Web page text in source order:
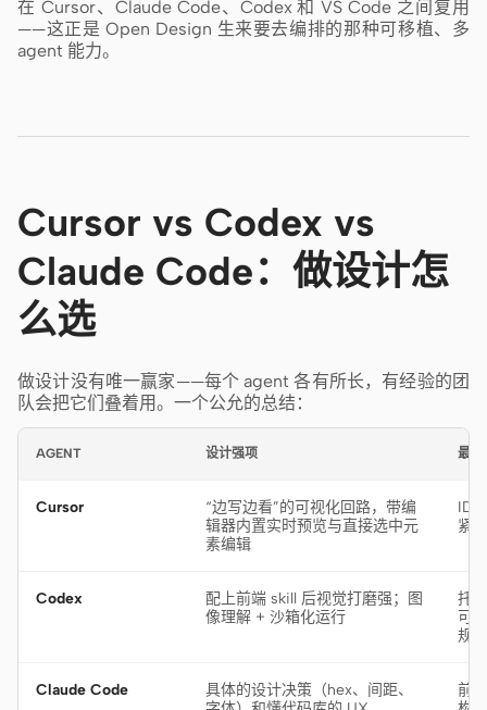
在 Cursor、Claude Code、Codex 和 VS Code 之间复用
——这正是 Open Design 生来要去编排的那种可移植、多
agent 能力。
Cursor vs Codex vs
Claude Code：做设计怎
么选
做设计没有唯一赢家——每个 agent 各有所长，有经验的团
队会把它们叠着用。一个公允的总结：
AGENT 设计强项 最适
Cursor
“边写边看”的可视化回路，带编
辑器内置实时预览与直接选中元
素编辑
IDE
紧
Codex
配上前端 skill 后视觉打磨强；图
像理解 + 沙箱化运行
托
可
规则
Claude Code
具体的设计决策（hex、间距、
前